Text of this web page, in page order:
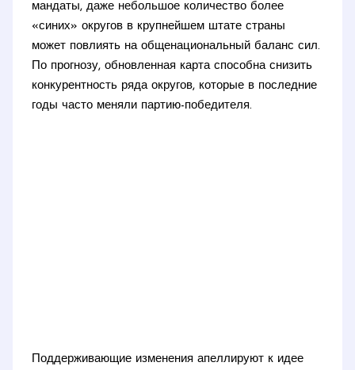
мандаты, даже небольшое количество более
«синих» округов в крупнейшем штате страны
может повлиять на общенациональный баланс сил.
По прогнозу, обновленная карта способна снизить
конкурентность ряда округов, которые в последние
годы часто меняли партию-победителя.
Поддерживающие изменения апеллируют к идее